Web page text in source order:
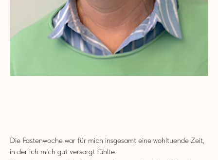
Die Fastenwoche war für mich insgesamt eine wohltuende Zeit,
in der ich mich gut versorgt fühlte.